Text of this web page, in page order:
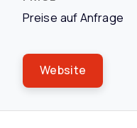
Preise auf Anfrage
Website